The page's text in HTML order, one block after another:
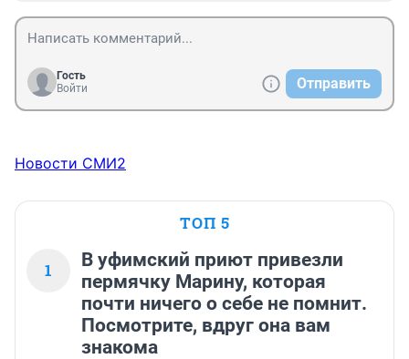
Гость
Войти
Отправить
Новости СМИ2
ТОП 5
1
В уфимский приют привезли
пермячку Марину, которая
почти ничего о себе не помнит.
Посмотрите, вдруг она вам
знакома